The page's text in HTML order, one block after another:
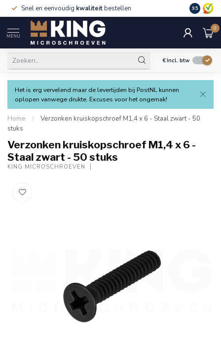
Snel en eenvoudig kwaliteitbestellen 9.5
MENU
0
€Incl. btw
Het is erg vervelend maar de levertijden bij PostNL kunnen
oplopen vanwege drukte. Excuses voor het ongemak!
Home /
Verzonken kruiskopschroef M1,4 x 6 - Staal zwart - 50
stuks
Verzonken kruiskopschroef M1,4 x 6 -
Staal zwart - 50 stuks
KING MICROSCHROEVEN